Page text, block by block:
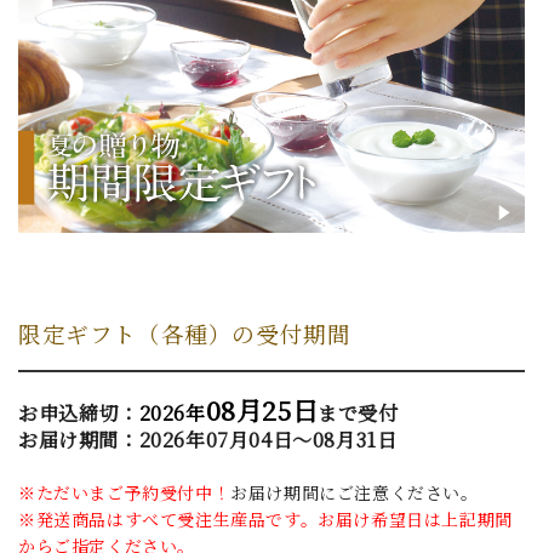
限定ギフト（各種）の受付期間
お申込締切： 2026年08月25日まで受付
お届け期間：2026年07月04日～08月31日
※ただいまご予約受付中！ お届け期間にご注意ください。
※発送商品はすべて受注生産品です。お届け希望日は上記期間
からご指定ください。